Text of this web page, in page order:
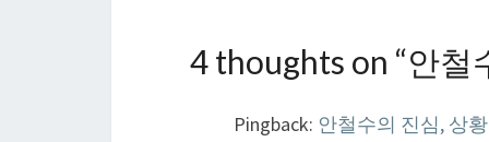
4 thoughts on “안철
Pingback: 안철수의 진심, 상